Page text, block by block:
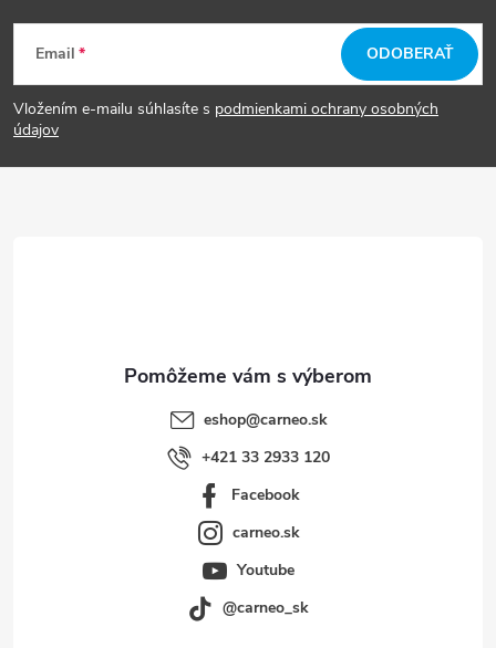
Z
á
p
Email
Vložením e-mailu súhlasíte s podmienkami ochrany osobných
údajov
ODOBERAŤ
eshop@carneo.sk
+421 33 2933 120
Facebook
carneo.sk
Youtube
@carneo_sk